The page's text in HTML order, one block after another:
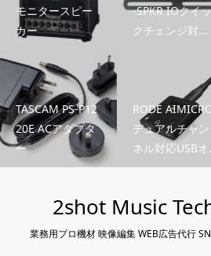
モニタースピー
カー
-SPKR IOクイ
クチェンジ対...
TASCAM PS-P12
20E ACアダプタ
ー
RODE
デュアルチャン
ネル対応USBオ
2shot Music
業務用プロ機材 映像編集 WEB広告代行